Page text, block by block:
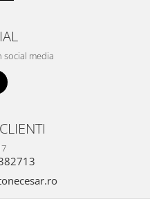
social media